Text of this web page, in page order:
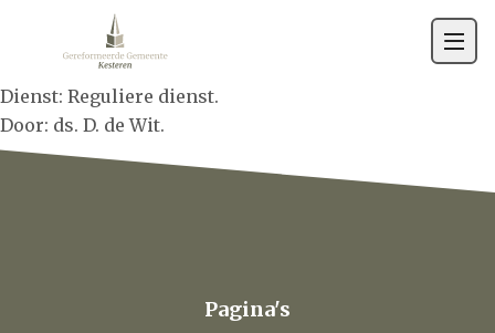
Dienst: Reguliere dienst.
Door: ds. D. de Wit.
Pagina's